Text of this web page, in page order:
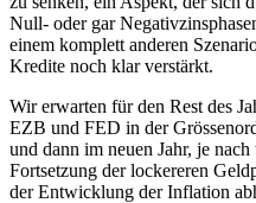
Null- oder gar
einem komplett anderen
Kredite noch klar verstärkt.
Wir erwarten für den Rest des
EZB und FED in der
und dann im neuen Jahr, je
Fortsetzung der lockereren
der Entwicklung der Inflation